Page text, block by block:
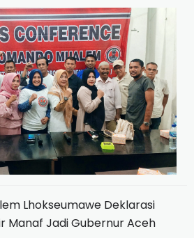
Lhokseumawe Deklarasi
Manaf Jadi Gubernur Aceh